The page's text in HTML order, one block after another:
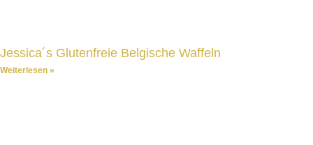
Jessica´s Glutenfreie Belgische Waffeln
Weiterlesen »